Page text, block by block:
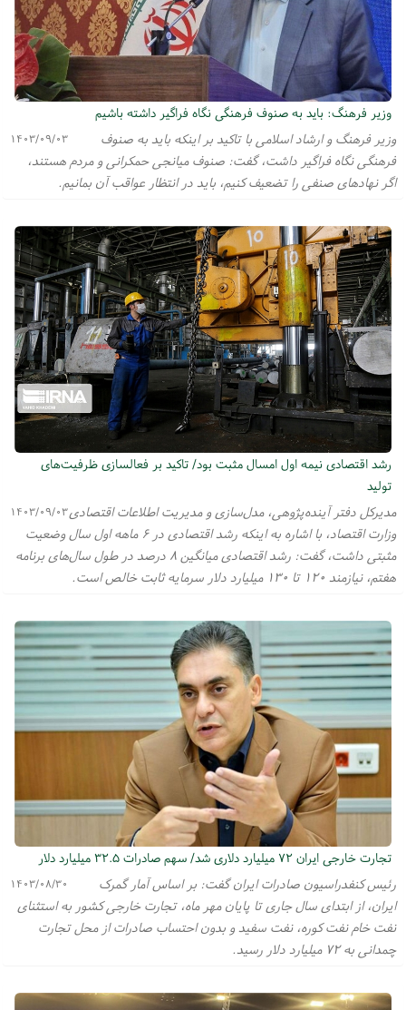
وزیر فرهنگ: باید به صنوف فرهنگی نگاه فراگیر داشته باشیم
۱۴۰۳/۰۹/۰۳
وزیر فرهنگ و ارشاد اسلامی با تاکید بر اینکه باید به صنوف
فرهنگی نگاه فراگیر داشت، گفت: صنوف میانجی حمکرانی و مردم هستند،
اگر نهادهای صنفی را تضعیف کنیم، باید در انتظار عواقب آن بمانیم.
رشد اقتصادی نیمه اول امسال مثبت بود/ تاکید بر فعالسازی ظرفیت‌های
تولید
۱۴۰۳/۰۹/۰۳مدیرکل دفتر آینده‌پژوهی، مدل‌سازی و مدیریت اطلاعات اقتصادی
وزارت اقتصاد، با اشاره به اینکه رشد اقتصادی در ۶ ماهه اول سال وضعیت
مثبتی داشت، گفت: رشد اقتصادی میانگین ۸ درصد در طول سال‌های برنامه
هفتم، نیازمند ۱۲۰ تا ۱۳۰ میلیارد دلار سرمایه ثابت خالص است.
تجارت خارجی ایران ۷۲ میلیارد دلاری شد/ سهم صادرات ۳۲.۵ میلیارد دلار
۱۴۰۳/۰۸/۳۰
رئیس کنفدراسیون صادرات ایران گفت: بر اساس آمار گمرک
ایران، از ابتدای سال جاری تا پایان مهر ماه، تجارت خارجی کشور به استثنای
نفت خام نفت کوره، نفت سفید و بدون احتساب صادرات از محل تجارت
چمدانی به ۷۲ میلیارد دلار رسید.